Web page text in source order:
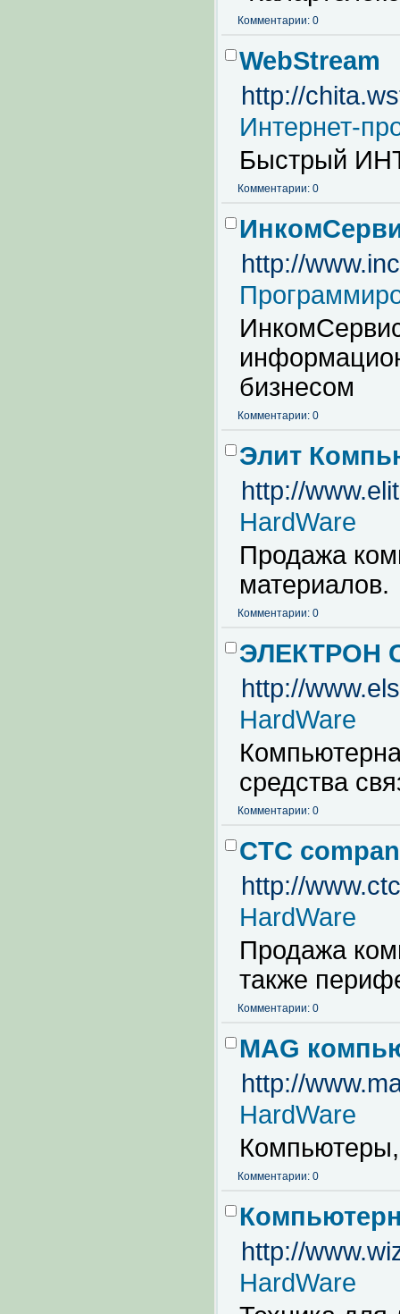
Комментарии: 0
WebStream
http://
Интернет-
Быстрый
Комментарии: 0
http://
бизнесом
Комментарии: 0
Элит
http://
HardWare
Продажа
материалов.
Комментарии: 0
ЭЛЕКТРОН
http://
HardWare
средства
Комментарии: 0
CTC
http://
HardWare
Продажа
также
Комментарии: 0
MAG
http://
HardWare
Комментарии: 0
http://
HardWare